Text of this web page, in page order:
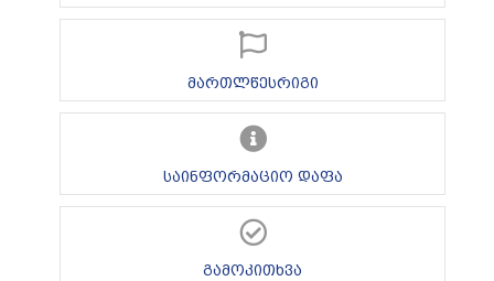
მართლწესრიგი
საინფორმაციო დაფა
გამოკითხვა